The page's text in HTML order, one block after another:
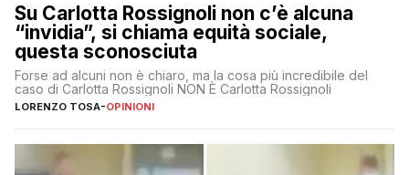
Su Carlotta Rossignoli non c’è alcuna
“invidia”, si chiama equità sociale,
questa sconosciuta
Forse ad alcuni non è chiaro, ma la cosa più incredibile del
caso di Carlotta Rossignoli NON È Carlotta Rossignoli
LORENZO TOSA-OPINIONI